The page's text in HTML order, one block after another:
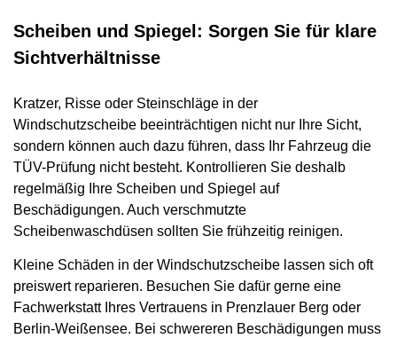
Scheiben und Spiegel: Sorgen Sie für klare
Sichtverhältnisse
Kratzer, Risse oder Steinschläge in der
Windschutzscheibe beeinträchtigen nicht nur Ihre Sicht,
sondern können auch dazu führen, dass Ihr Fahrzeug die
TÜV-Prüfung nicht besteht. Kontrollieren Sie deshalb
regelmäßig Ihre Scheiben und Spiegel auf
Beschädigungen. Auch verschmutzte
Scheibenwaschdüsen sollten Sie frühzeitig reinigen.
Kleine Schäden in der Windschutzscheibe lassen sich oft
preiswert reparieren. Besuchen Sie dafür gerne eine
Fachwerkstatt Ihres Vertrauens in Prenzlauer Berg oder
Berlin-Weißensee. Bei schwereren Beschädigungen muss